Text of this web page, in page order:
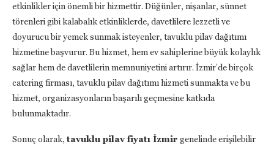
etkinlikler için önemli bir hizmettir. Düğünler, nişanlar, sünnet
törenleri gibi kalabalık etkinliklerde, davetlilere lezzetli ve
doyurucu bir yemek sunmak isteyenler, tavuklu pilav dağıtımı
hizmetine başvurur. Bu hizmet, hem ev sahiplerine büyük kolaylık
sağlar hem de davetlilerin memnuniyetini artırır. İzmir’de birçok
catering firması, tavuklu pilav dağıtımı hizmeti sunmakta ve bu
hizmet, organizasyonların başarılı geçmesine katkıda
bulunmaktadır.
Sonuç olarak,tavuklu pilav fiyatı İzmir genelinde erişilebilir